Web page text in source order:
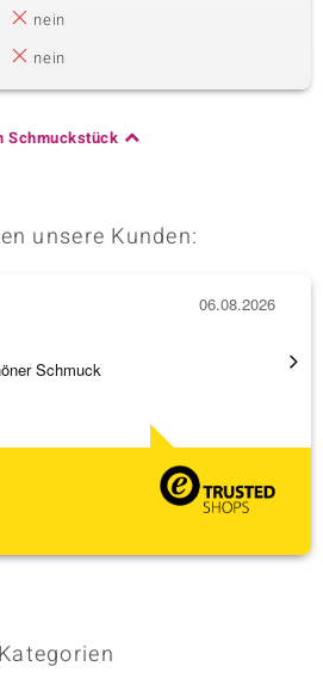
nein
nein
Schmuckstück
unsere Kunden:
Schmuck
06.08.2026
Bin
Kategorien